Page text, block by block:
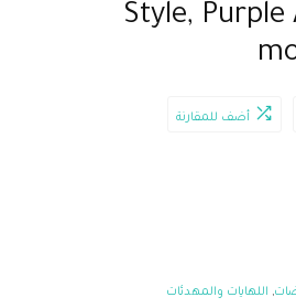
Style, Purple
أضف للمقارنة
, اللهايات والمهدئات